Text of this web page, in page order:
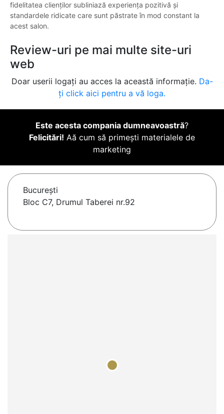
fidelitatea clienților subliniază experiența pozitivă și
standardele ridicate care sunt păstrate în mod constant la
acest salon.
Review-uri pe mai multe site-uri
web
Doar userii logați au acces la această informație. Da-
ți click aici pentru a vă loga.
Este acesta compania dumneavoastră?
Felicitări! Aă cum să primești materialele de
marketing
Bucureşti
Bloc C7, Drumul Taberei nr.92